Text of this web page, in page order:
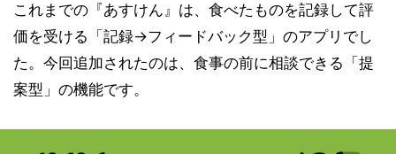
これまでの『あすけん』は、食べたものを記録して評
価を受ける「記録→フィードバック型」のアプリでし
た。今回追加されたのは、食事の前に相談できる「提
案型」の機能です。